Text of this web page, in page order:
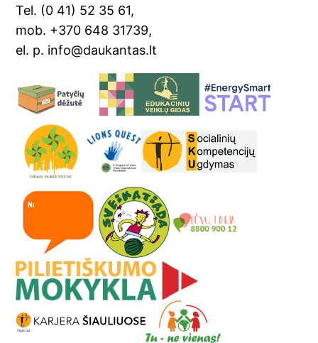
e
Tel. (0 41) 52 35 61,
mob. +370 648 31739,
el. p. info@daukantas.lt